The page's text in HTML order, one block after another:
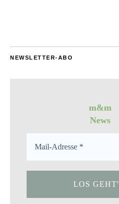
NEWSLETTER-ABO
m&m
News